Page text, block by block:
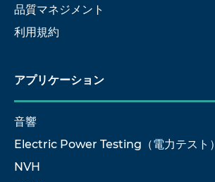
品質マネジメント
利用規約
アプリケーション
音響
Electric Power Testing（電力テスト）
NVH